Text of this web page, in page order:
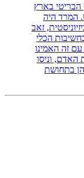
הבריטי בארץ
המרד היה
זאב
הכלי
זה האמינו
האדם, וניסו
בתחושת